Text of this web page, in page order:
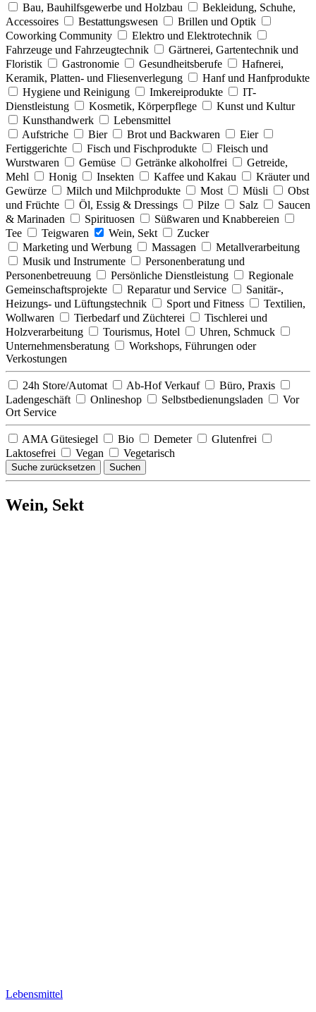
Bau, Bauhilfsgewerbe und Holzbau
Bekleidung, Schuhe,
Accessoires
Bestattungswesen
Brillen und Optik
Coworking Community
Elektro und Elektrotechnik
Fahrzeuge und Fahrzeugtechnik
Gärtnerei, Gartentechnik und
Floristik
Gastronomie Gesundheitsberufe
Hafnerei,
Keramik, Platten- und Fliesenverlegung
Hanf und Hanfprodukte
Hygiene und Reinigung
Imkereiprodukte
IT-
Dienstleistung
Kosmetik, Körperpflege
Kunst und Kultur
Kunsthandwerk
Lebensmittel
Aufstriche
Bier Brot und Backwaren
Eier
Fertiggerichte
Fisch und Fischprodukte
Fleisch und
Wurstwaren
Gemüse Getränke alkoholfrei
Getreide,
Mehl
Honig Insekten Kaffee und Kakau
Kräuter und
Gewürze
Milch und Milchprodukte Most Müsli
Obst
und Früchte
Öl, Essig & Dressings Pilze Salz
Saucen
& Marinaden
Spirituosen
Süßwaren und Knabbereien
Tee
Teigwaren Wein, Sekt
Zucker
Marketing und Werbung
Massagen
Metallverarbeitung
Musik und Instrumente
Personenberatung und
Personenbetreuung
Persönliche Dienstleistung
Regionale
Gemeinschaftsprojekte
Reparatur und Service
Sanitär-,
Heizungs- und Lüftungstechnik
Sport und Fitness
Textilien,
Wollwaren
Tierbedarf und Züchterei
Tischlerei und
Holzverarbeitung
Tourismus, Hotel
Uhren, Schmuck
Unternehmensberatung
Workshops, Führungen oder
Verkostungen
24h Store/Automat Ab-Hof Verkauf
Büro, Praxis
Ladengeschäft
Onlineshop Selbstbedienungsladen
Vor
Ort Service
AMA Gütesiegel Bio Demeter
Glutenfrei
Laktosefrei
Vegan Vegetarisch
Suche zurücksetzen Suchen
Wein, Sekt
Lebensmittel